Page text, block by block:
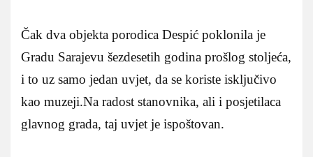
Čak dva objekta porodica Despić poklonila je
Gradu Sarajevu šezdesetih godina prošlog stoljeća,
i to uz samo jedan uvjet, da se koriste isključivo
kao muzeji.Na radost stanovnika, ali i posjetilaca
glavnog grada, taj uvjet je ispoštovan.